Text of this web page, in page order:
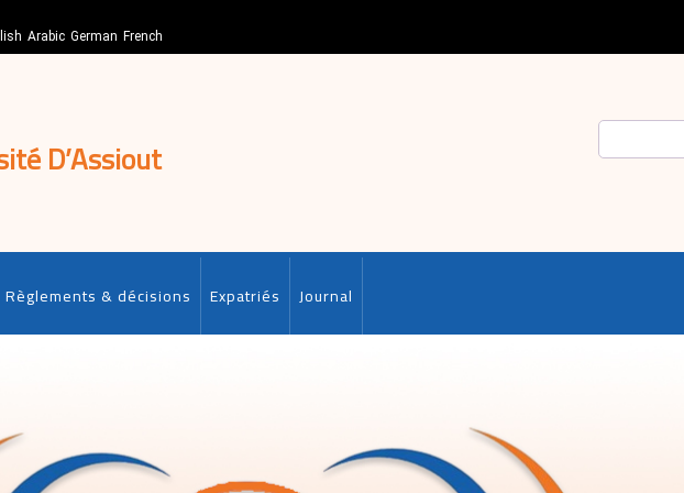
Arabic German French
D’Assiout
Règlements & décisions Expatriés Journal